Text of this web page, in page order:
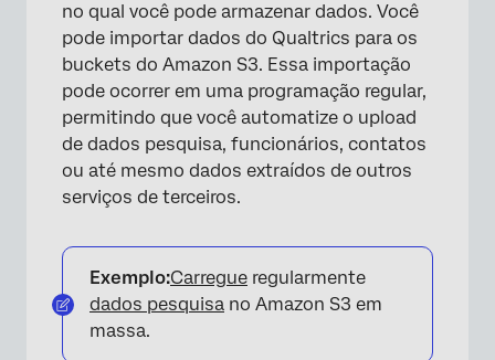
no qual você pode armazenar dados. Você
pode importar dados do Qualtrics para os
buckets do Amazon S3. Essa importação
pode ocorrer em uma programação regular,
permitindo que você automatize o upload
de dados pesquisa, funcionários, contatos
ou até mesmo dados extraídos de outros
serviços de terceiros.
Exemplo:Carregue regularmente
dados pesquisa no Amazon S3 em
massa.